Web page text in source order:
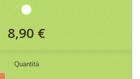
8,90 €
Quantità